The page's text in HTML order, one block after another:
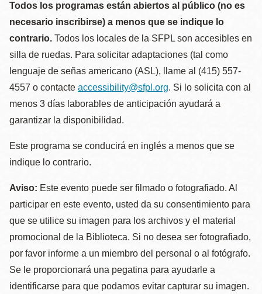
Todos los programas están abiertos al público (no es
necesario inscribirse) a menos que se indique lo
contrario. Todos los locales de la SFPL son accesibles en
silla de ruedas. Para solicitar adaptaciones (tal como
lenguaje de señas americano (ASL), llame al (415) 557-
4557 o contacte accessibility@sfpl.org. Si lo solicita con al
menos 3 días laborables de anticipación ayudará a
garantizar la disponibilidad.
Este programa se conducirá en inglés a menos que se
indique lo contrario.
Aviso: Este evento puede ser filmado o fotografiado. Al
participar en este evento, usted da su consentimiento para
que se utilice su imagen para los archivos y el material
promocional de la Biblioteca. Si no desea ser fotografiado,
por favor informe a un miembro del personal o al fotógrafo.
Se le proporcionará una pegatina para ayudarle a
identificarse para que podamos evitar capturar su imagen.